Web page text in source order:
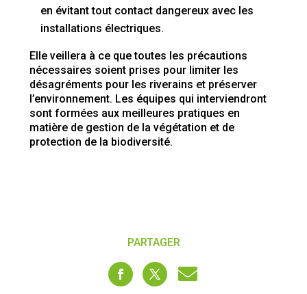
en évitant tout contact dangereux avec les
installations électriques.
Elle veillera à ce que toutes les précautions
nécessaires soient prises pour limiter les
désagréments pour les riverains et préserver
l’environnement. Les équipes qui interviendront
sont formées aux meilleures pratiques en
matière de gestion de la végétation et de
protection de la biodiversité.
PARTAGER